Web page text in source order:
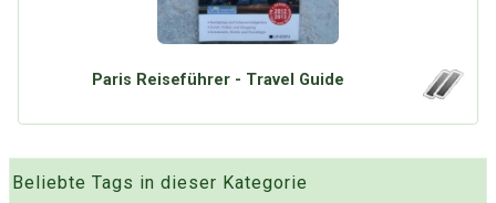
Google
Presse News
Suchanfragen
Paris Reiseführer - Travel Guide
Beliebte Tags in dieser Kategorie